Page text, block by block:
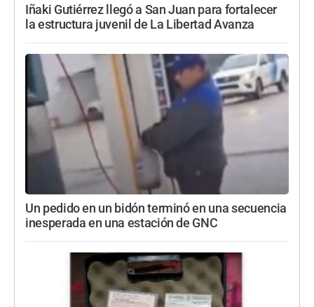
Iñaki Gutiérrez llegó a San Juan para fortalecer
la estructura juvenil de La Libertad Avanza
Un pedido en un bidón terminó en una secuencia
inesperada en una estación de GNC